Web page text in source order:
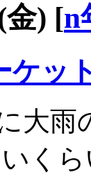
金) [n
ケッ
大雨
く